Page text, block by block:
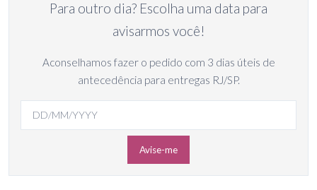
Para outro dia? Escolha uma data para
avisarmos você!
Aconselhamos fazer o pedido com 3 dias úteis de
antecedência para entregas RJ/SP.
Avise-me